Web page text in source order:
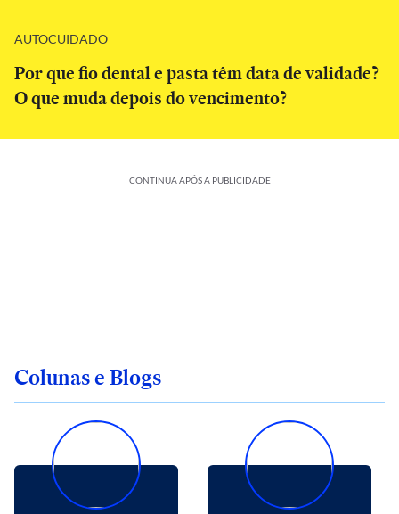
AUTOCUIDADO
Por que fio dental e pasta têm data de validade?
O que muda depois do vencimento?
CONTINUA APÓS A PUBLICIDADE
Colunas e Blogs